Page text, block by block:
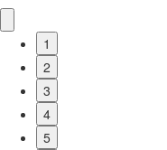
1
2
3
4
5